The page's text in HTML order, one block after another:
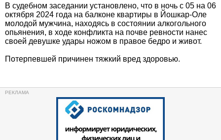
В судебном заседании установлено, что в ночь с 05 на 06
октября 2024 года на балконе квартиры в Йошкар-Оле
молодой мужчина, находясь в состоянии алкогольного
опьянения, в ходе конфликта на почве ревности нанес
своей девушке удары ножом в правое бедро и живот.
Потерпевшей причинен тяжкий вред здоровью.